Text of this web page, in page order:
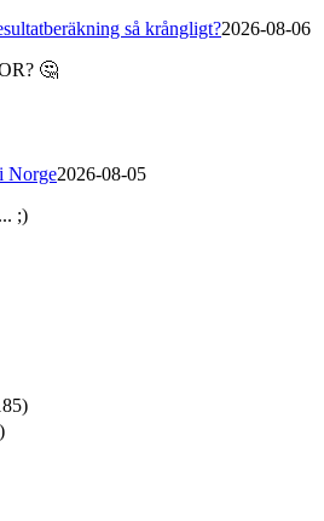
så krångligt?2026-08-06
🤔
Norge2026-08-05
;)